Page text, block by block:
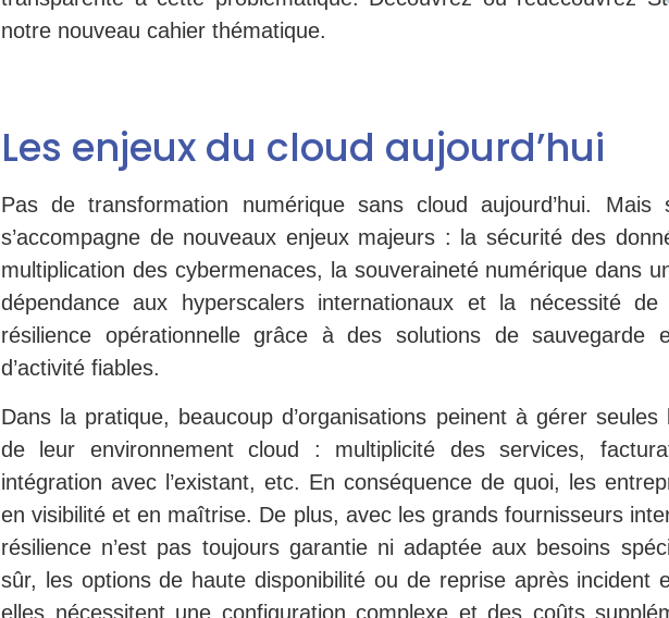
notre nouveau cahier thématique.
Les enjeux du cloud aujourd’hui
Pas de transformation numérique sans cloud aujourd’hui. Mais
s’accompagne de nouveaux enjeux majeurs : la sécurité des
multiplication des cybermenaces, la souveraineté numérique dans
dépendance aux hyperscalers internationaux et la nécessité
résilience opérationnelle grâce à des solutions de sauvegarde
d’activité fiables.
Dans la pratique, beaucoup d’organisations peinent à gérer seules
de leur environnement cloud : multiplicité des services,
intégration avec l’existant, etc. En conséquence de quoi, les
en visibilité et en maîtrise. De plus, avec les grands fournisseurs
résilience n’est pas toujours garantie ni adaptée aux besoins
sûr, les options de haute disponibilité ou de reprise après incident
elles nécessitent une configuration complexe et des coûts